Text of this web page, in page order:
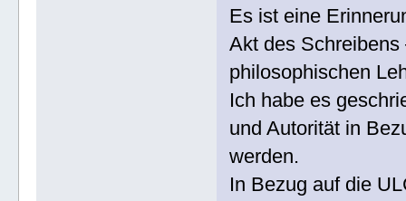
Es ist eine
Akt des
philosophischen
Ich habe es
und Autorität in
werden.
In Bezug auf die